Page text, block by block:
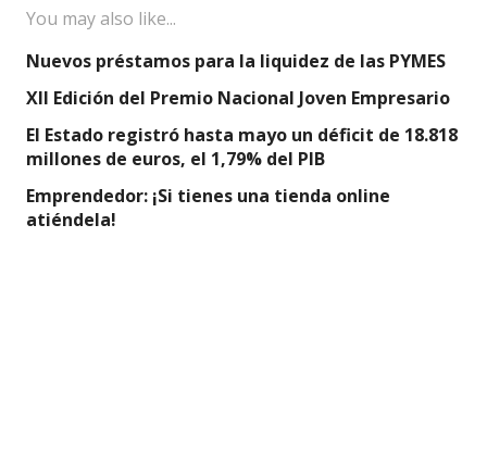
You may also like...
Nuevos préstamos para la liquidez de las PYMES
XII Edición del Premio Nacional Joven Empresario
El Estado registró hasta mayo un déficit de 18.818
millones de euros, el 1,79% del PIB
Emprendedor: ¡Si tienes una tienda online
atiéndela!